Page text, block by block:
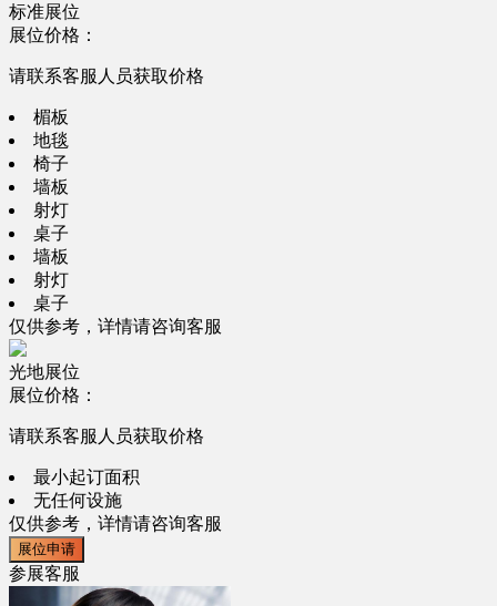
标准展位
展位价格：
请联系客服人员获取价格
楣板
地毯
椅子
墙板
射灯
桌子
墙板
射灯
桌子
仅供参考，详情请咨询客服
光地展位
展位价格：
请联系客服人员获取价格
最小起订面积
无任何设施
仅供参考，详情请咨询客服
展位申请
参展客服